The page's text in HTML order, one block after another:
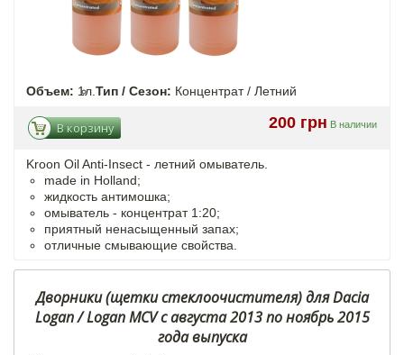
Объем: 1л. Тип / Сезон: Концентрат / Летний
200 грн В наличии
В корзину
Kroon Oil Anti-Insect - летний омыватель.
made in Holland;
жидкость антимошка;
омыватель - концентрат 1:20;
приятный ненасыщенный запах;
отличные смывающие свойства.
Дворники (щетки стеклоочистителя) для Dacia
Logan / Logan MCV с августа 2013 по ноябрь 2015
года выпуска